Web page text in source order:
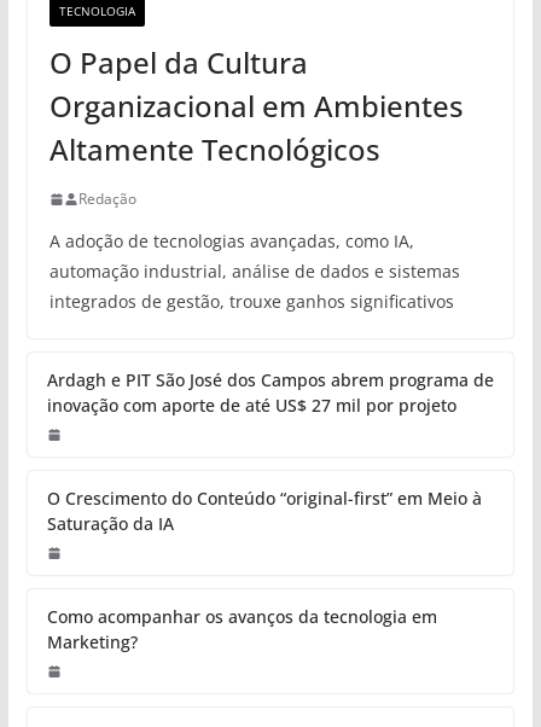
TECNOLOGIA
O Papel da Cultura
Organizacional em Ambientes
Altamente Tecnológicos
Redação
A adoção de tecnologias avançadas, como IA,
automação industrial, análise de dados e sistemas
integrados de gestão, trouxe ganhos significativos
Ardagh e PIT São José dos Campos abrem programa de
inovação com aporte de até US$ 27 mil por projeto
O Crescimento do Conteúdo “original-first” em Meio à
Saturação da IA
Como acompanhar os avanços da tecnologia em
Marketing?